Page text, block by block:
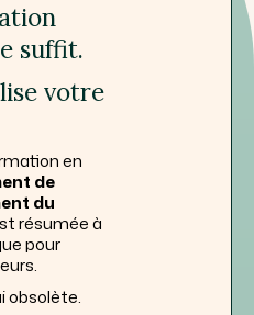
suffit.
votre
en
de
du
résumée à
pour
obsolète.